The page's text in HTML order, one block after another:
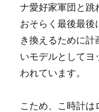
ナ愛好家軍団と跳
おそらく最後最後
き換えるために計
いモデルとして
われています。
こため、こ時計